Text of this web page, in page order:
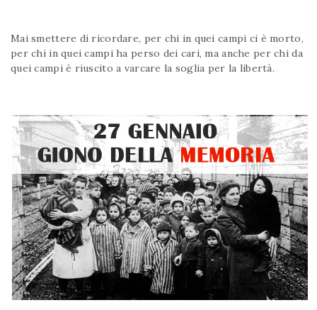
Mai smettere di ricordare, per chi in quei campi ci è morto,
per chi in quei campi ha perso dei cari, ma anche per chi da
quei campi è riuscito a varcare la soglia per la libertà.